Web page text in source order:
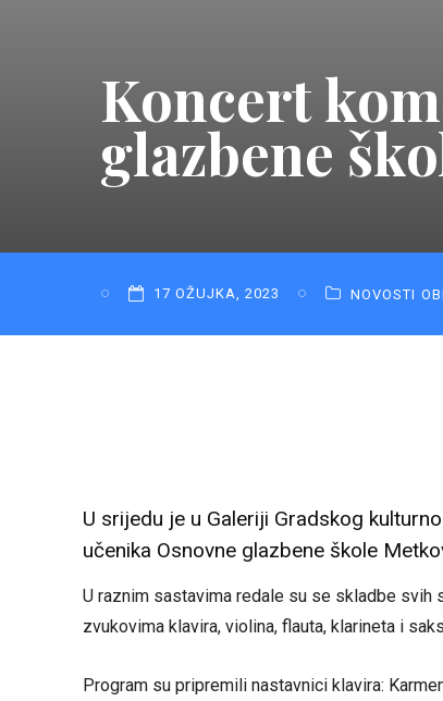
Koncert
glazbene
17 OŽUJKA, 2023 NOVOSTI
U srijedu je u Galeriji Gradskog
učenika Osnovne glazbene škole
U raznim sastavima redale su se skladbe svih
zvukovima klavira, violina, flauta, klarineta i
Program su pripremili nastavnici klavira: